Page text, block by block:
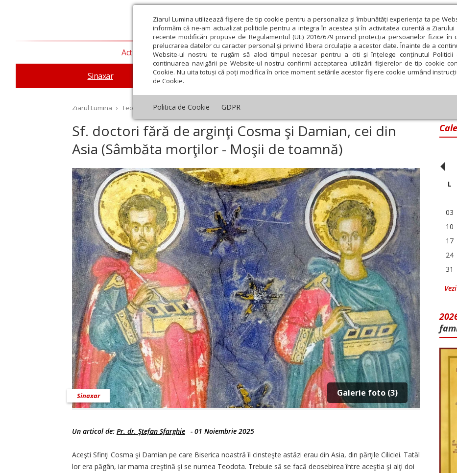
Ziarul Lumina utilizează fişiere de tip cookie pentru a personaliza și îmbunătăți experiența ta pe
informăm că ne-am actualizat politicile pentru a integra în acestea și în activitatea curentă a Ziarului
recente modificări propuse de Regulamentul (UE) 2016/679 privind protecția persoanelor fizice în
prelucrarea datelor cu caracter personal și privind libera circulație a acestor date. Înainte de a
Website-ul nostru te rugăm să aloci timpul necesar pentru a citi și înțelege conținutul Politicii
continuarea navigării pe Website-ul nostru confirmi acceptarea utilizării fişierelor de tip cookie
Cookie. Nu uita totuși că poți modifica în orice moment setările acestor fişiere cookie urmând
de Cookie.
Politica de Cookie GDPR
Actualitate religioasă Teologie și spiritualitate
Sinaxar Apostolul zilei Evanghelia zilei Evanghelia de Duminică Theologica
Educaţie și Cultură Societate
Ziarul Lumina › Teologie și spiritualitate › Sinaxar › Sf. doctori fără de arginţi Cosma şi Damian, cei din Asia (Sâmbăta morţilor -
Sf. doctori fără de arginţi Cosma şi Damian, cei din
Asia (Sâmbăta morţilor - Moşii de toamnă)
Galerie foto (3)
Sinaxar
Un articol de: Pr. dr. Ştefan Sfarghie - 01 Noiembrie 2025
Aceşti Sfinţi Cosma şi Damian pe care Biserica noastră îi cinsteşte astăzi erau din Asia, din părţile Ciliciei. Tatăl
lor era păgân, iar mama creştină şi se numea Teodota. Trebuie să se facă deosebirea între aceştia şi alţi doi
Ianuarie Februarie ‹ L
03
10
17
24
31